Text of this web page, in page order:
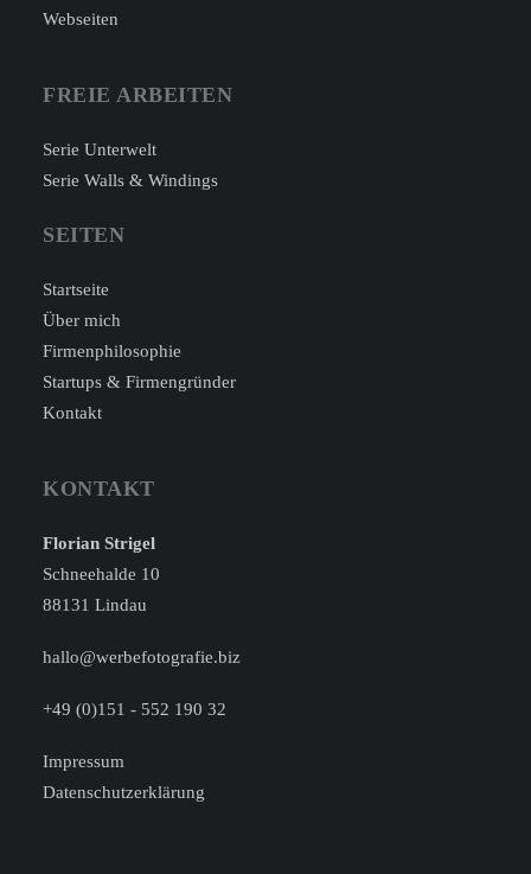
Webseiten
FREIE ARBEITEN
Serie Unterwelt
Serie Walls & Windings
SEITEN
Startseite
Über mich
Firmenphilosophie
Startups & Firmengründer
Kontakt
KONTAKT
Florian Strigel
Schneehalde 10
88131 Lindau
hallo@werbefotografie.biz
+49 (0)151 - 552 190 32
Impressum
Datenschutzerklärung